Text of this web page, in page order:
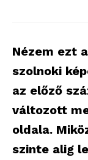
Nézem ezt
szolnoki
az előző
változott
oldala.
szinte alig